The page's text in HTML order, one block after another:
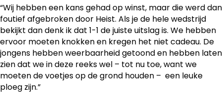
“Wij hebben een kans gehad op winst, maar die werd dan
foutief afgebroken door Heist. Als je de hele wedstrijd
bekijkt dan denk ik dat 1-1 de juiste uitslag is. We hebben
ervoor moeten knokken en kregen het niet cadeau. De
jongens hebben weerbaarheid getoond en hebben laten
zien dat we in deze reeks wel – tot nu toe, want we
moeten de voetjes op de grond houden – een leuke
ploeg zijn.”